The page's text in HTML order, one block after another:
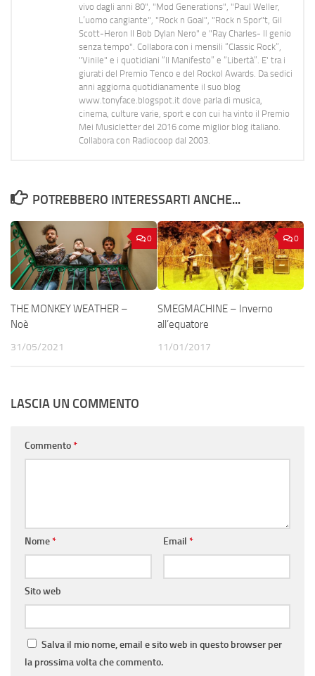
vivo dagli anni 80", "Mod Generations", "Paul Weller,
L’uomo cangiante", "Rock n Goal", "Rock n Spor"t, Gil
Scott-Heron Il Bob Dylan Nero" e "Ray Charles- Il genio
senza tempo". Collabora con i mensili “Classic Rock”,
"Vinile" e i quotidiani “Il Manifesto” e “Libertà”. E' tra i
giurati del Premio Tenco e del Rockol Awards. Da sedici
anni aggiorna quotidianamente il suo blog
www.tonyface.blogspot.it dove parla di musica,
cinema, culture varie, sport e con cui ha vinto il Premio
Mei Musicletter del 2016 come miglior blog italiano.
Collabora con Radiocoop dal 2003.
POTREBBERO INTERESSARTI ANCHE...
0
THE MONKEY WEATHER –
Noè
31/05/2021
0
SMEGMACHINE – Inverno
all’equatore
11/01/2017
LASCIA UN COMMENTO
Commento*
Nome* Email *
Sito web
Salva il mio nome, email e sito web in questo browser per
la prossima volta che commento.